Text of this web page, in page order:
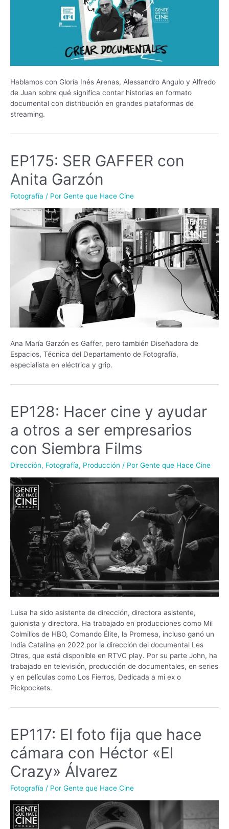
Hablamos con Gloría Inés Arenas, Alessandro Angulo y Alfredo
de Juan sobre qué significa contar historias en formato
documental con distribución en grandes plataformas de
streaming.
EP175: SER GAFFER con
Anita Garzón
Fotografía / Por Gente que Hace Cine
Ana María Garzón es Gaffer, pero también Diseñadora de
Espacios, Técnica del Departamento de Fotografía,
especialista en eléctrica y grip.
EP128: Hacer cine y ayudar
a otros a ser empresarios
con Siembra Films
Dirección, Fotografía, Producción / Por Gente que Hace Cine
Luisa ha sido asistente de dirección, directora asistente,
guionista y directora. Ha trabajado en producciones como Mil
Colmillos de HBO, Comando Élite, la Promesa, incluso ganó un
India Catalina en 2022 por la dirección del documental Les
Otres, que está disponible en RTVC play. Por su parte John, ha
trabajado en televisión, producción de documentales, en series
y en películas como Los Fierros, Dedicada a mi ex o
Pickpockets.
EP117: El foto fija que hace
cámara con Héctor «El
Crazy» Álvarez
Fotografía / Por Gente que Hace Cine